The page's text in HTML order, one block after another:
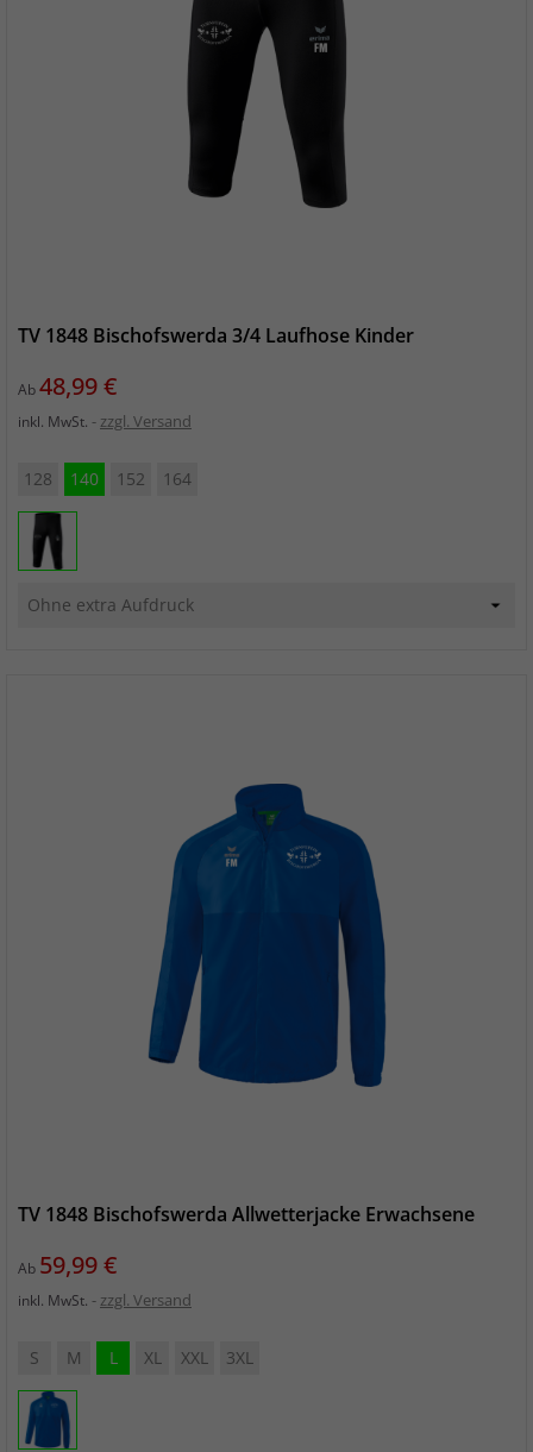
TV 1848 Bischofswerda 3/4 Laufhose Kinder
AbPreis
48,99 €
inkl. MwSt. zzgl. Versand
128 140 152 164
TV 1848 Bischofswerda Allwetterjacke Erwachsene
Ab Preis
59,99 €
inkl. MwSt. zzgl. Versand
S M L XL XXL 3XL